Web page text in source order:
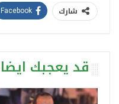
شارك Facebook
قد يعجبك ايضا